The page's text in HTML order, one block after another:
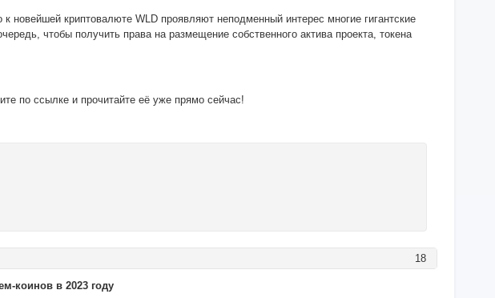
новейшей криптовалюте WLD проявляют неподменный интерес многие гигантские
чтобы получить права на размещение собственного актива проекта, токена
по ссылке и прочитайте её уже прямо сейчас!
18
коинов в 2023 году